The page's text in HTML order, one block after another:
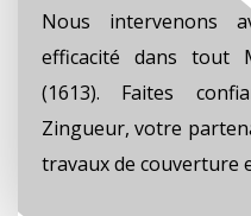
Nous intervenons
efficacité dans tout
(1613). Faites
Zingueur, votre
travaux de couverture